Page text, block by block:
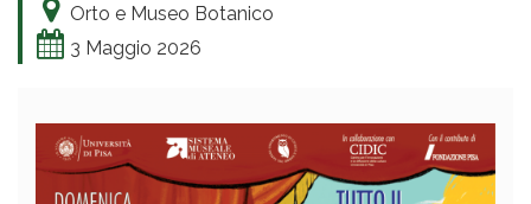
Orto e Museo Botanico
3 Maggio 2026